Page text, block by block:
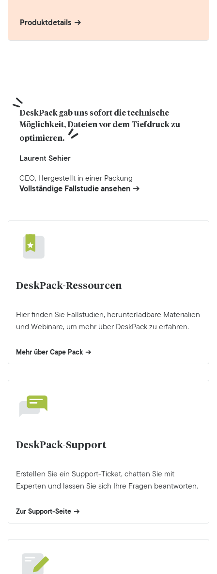
Produktdetails
DeskPack gab uns sofort die technische
Möglichkeit, Dateien vor dem Tiefdruck zu
optimieren.
Laurent Sehier
CEO, Hergestellt in einer Packung
Vollständige Fallstudie ansehen
DeskPack-Ressourcen
Hier finden Sie Fallstudien, herunterladbare Materialien
und Webinare, um mehr über DeskPack zu erfahren.
Mehr über Cape Pack
DeskPack-Support
Erstellen Sie ein Support-Ticket, chatten Sie mit
Experten und lassen Sie sich Ihre Fragen beantworten.
Zur Support-Seite